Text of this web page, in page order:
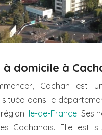
domicile à
Cachan est
dans le
Ile-de-France. Ses
Cachanais. Elle est